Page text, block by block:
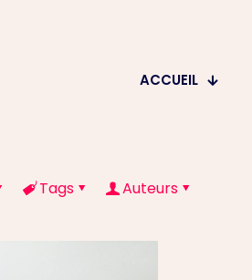
ACCUEIL
Tags Auteurs